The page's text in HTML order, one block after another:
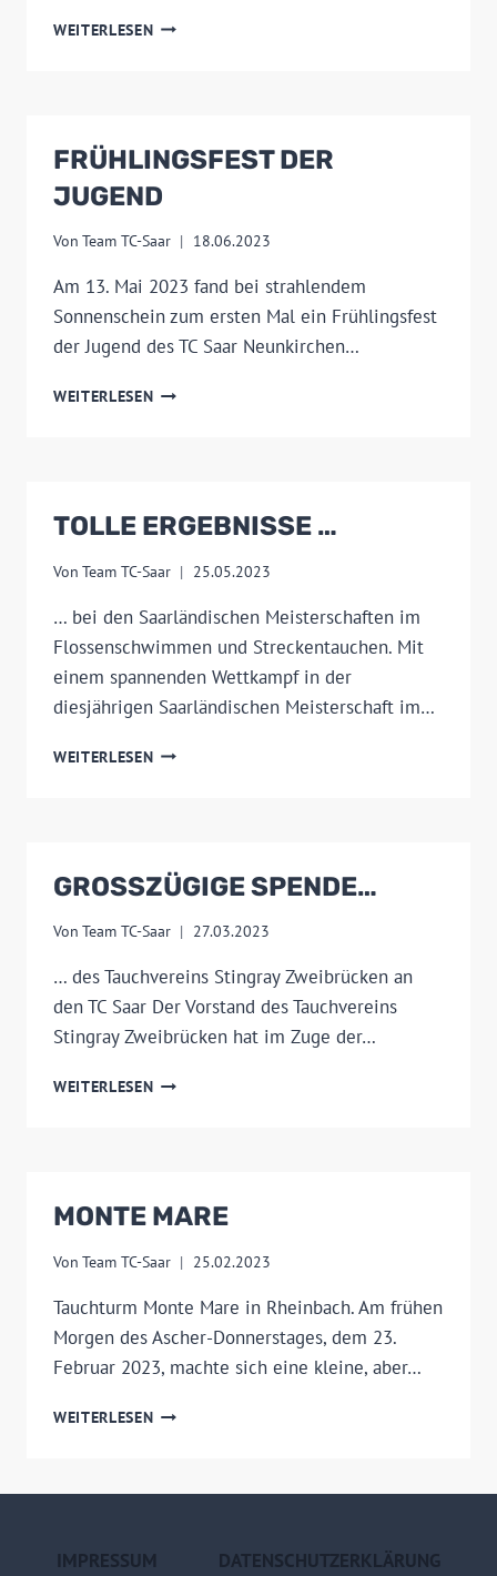
WEITERLESENAUSBILDUNGSWOCHENENDE
…
FRÜHLINGSFEST DER
JUGEND
Von Team TC-Saar 18.06.2023
Am 13. Mai 2023 fand bei strahlendem
Sonnenschein zum ersten Mal ein Frühlingsfest
der Jugend des TC Saar Neunkirchen…
WEITERLESENFRÜHLINGSFEST
TOLLE ERGEBNISSE …
Von Team TC-Saar 25.05.2023
… bei den Saarländischen Meisterschaften im
Flossenschwimmen und Streckentauchen. Mit
einem spannenden Wettkampf in der
diesjährigen Saarländischen Meisterschaft im…
WEITERLESENTOLLE
GROSSZÜGIGE SPENDE…
Von Team TC-Saar 27.03.2023
… des Tauchvereins Stingray Zweibrücken an
den TC Saar Der Vorstand des Tauchvereins
Stingray Zweibrücken hat im Zuge der…
WEITERLESENGROSSZÜGIGE
MONTE MARE
Von Team TC-Saar 25.02.2023
Tauchturm Monte Mare in Rheinbach. Am frühen
Morgen des Ascher-Donnerstages, dem 23.
Februar 2023, machte sich eine kleine, aber…
WEITERLESENMONTE
IMPRESSUM DATENSCHUTZERKLÄRUNG